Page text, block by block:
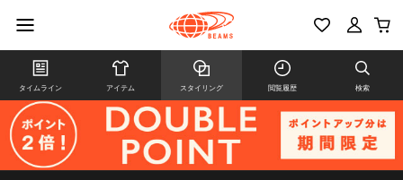
タイムライン アイテム スタイリング 閲覧履歴 検索